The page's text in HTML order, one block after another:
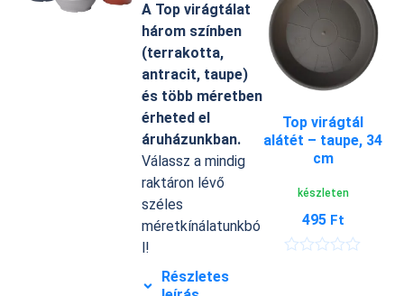
A Top virágtálat
három színben
(terrakotta,
antracit, taupe)
és több méretben
érheted el
áruházunkban.
Válassz a mindig
raktáron lévő
széles
méretkínálatunkbó
l!
Részletes
Top virágtál
alátét – taupe, 34
cm
készleten
495 Ft